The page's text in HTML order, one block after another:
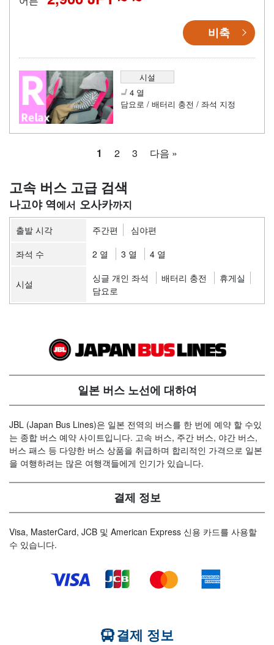
비축
시설
4 열
담요로 / 배터리 충전 / 좌석 지정
1 2 3 다음 »
고속 버스 고급 검색
나고야 역 오사카
출발 시각 주간편
심야편
좌석 수
2 열 3 열 4 열
시설 싱글 개인 좌석 배터리 충전
휴게실
담요로
일본 버스 노선에 대하여
JBL (Japan Bus Lines)은 일본 전역의 버스를 한 번에 예약 할 수있
는 종합 버스 예약 사이트입니다. 고속 버스, 주간 버스, 야간 버스,
버스 패스 등 다양한 버스 상품을 취급하며 합리적인 가격으로 일본
을 여행하려는 많은 여행객들에게 인기가 있습니다.
결제 정보
Visa, MasterCard, JCB 및 American Express 신용 카드를 사용할
수 있습니다.
결제 정보